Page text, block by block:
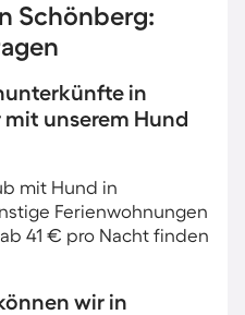
Schönberg:
in
unserem Hund
mit Hund in
Ferienwohnungen
41 € pro Nacht finden
wir in